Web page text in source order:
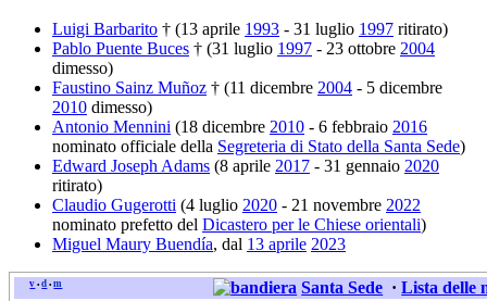
Luigi Barbarito † (13 aprile 1993 - 31 luglio 1997 ritirato)
Pablo Puente Buces † (31 luglio 1997 - 23 ottobre 2004
dimesso)
Faustino Sainz Muñoz † (11 dicembre 2004 - 5 dicembre
2010 dimesso)
Antonio Mennini (18 dicembre 2010 - 6 febbraio 2016
nominato officiale della Segreteria di Stato della Santa Sede)
Edward Joseph Adams (8 aprile 2017 - 31 gennaio 2020
ritirato)
Claudio Gugerotti (4 luglio 2020 - 21 novembre 2022
nominato prefetto del Dicastero per le Chiese orientali)
Miguel Maury Buendía, dal 13 aprile 2023
v • d • m Santa Sede · Lista delle